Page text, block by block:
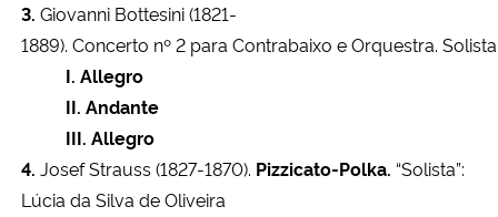
3. ⁠Giovanni Bottesini (1821-
1889). Concerto nº 2 para Contrabaixo e Orquestra.
I. Allegro
II. Andante
III. Allegro
4. ⁠Josef Strauss (1827-1870). Pizzicato-Polka. “Solista”:
Lúcia da Silva de Oliveira